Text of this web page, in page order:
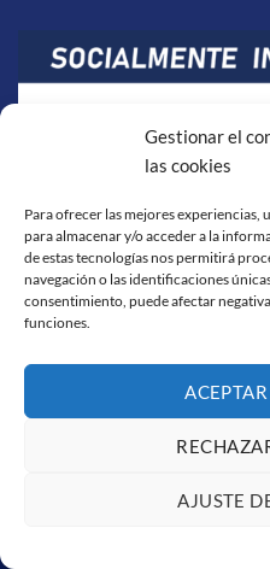
Gestionar el
las cookies
Para ofrecer las mejores experiencias,
para almacenar y/o acceder a la
de estas tecnologías nos permitirá
navegación o las identificaciones
consentimiento, puede afectar
funciones.
AJUSTE
Visa
POLÍTICA DE